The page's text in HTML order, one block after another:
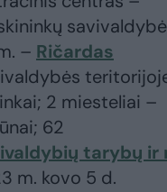
– Ričardas
2 miesteliai –
62
tarybų ir
m. kovo 5 d.